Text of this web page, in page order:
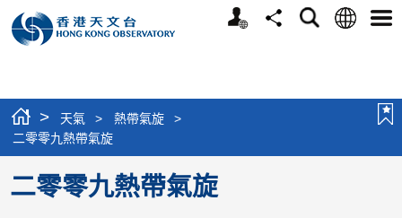
個
分
搜
語
選
> 天氣 > 熱帶氣旋
>
二零零九熱帶氣旋
二零零九熱帶氣旋